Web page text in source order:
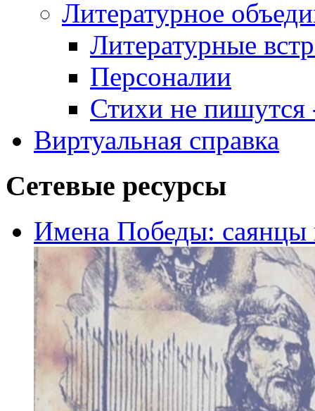
Литературное
Литературные
Персоналии
Стихи не пишутся
Виртуальная справка
Сетевые ресурсы
Имена Победы: саянцы